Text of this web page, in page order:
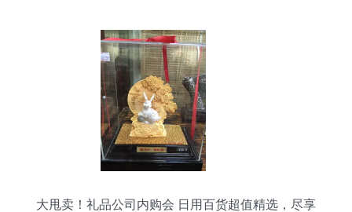
大甩卖！礼品公司内购会 日用百货超值精选，尽享